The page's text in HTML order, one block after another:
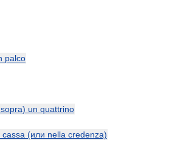
palco
un quattrino
(или nella credenza)